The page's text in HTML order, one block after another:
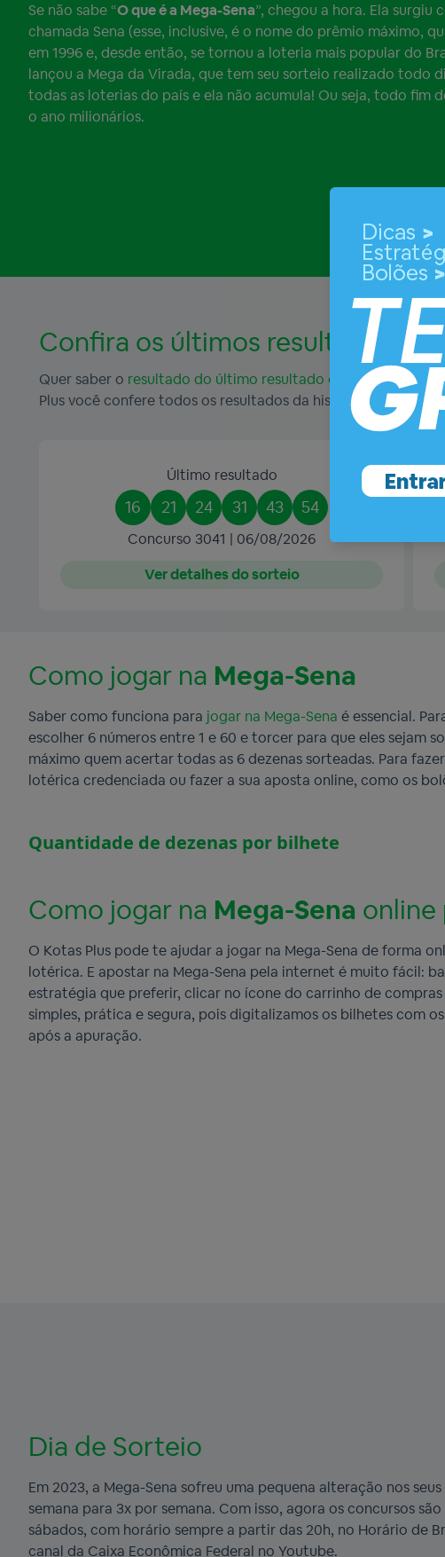
Se não sabe “O que é a Mega-Sena”, chegou a hora. Ela
chamada Sena (esse, inclusive, é o nome do prêmio máximo,
em 1996 e, desde então, se tornou a loteria mais popular do
lançou a Mega da Virada, que tem seu sorteio realizado todo
todas as loterias do país e ela não acumula! Ou seja, todo fim
o ano milionários.
Confira os últimos resultados da
Quer saber o resultado do último resultado da Mega-Sena ?
Plus você confere todos os resultados da história dessa
Último resultado
16 21 24 31 43 54
Concurso 3041 | 06/08/2026
Ver detalhes do sorteio
Como jogar na Mega-Sena
Saber como funciona para jogar na Mega-Sena é essencial.
escolher 6 números entre 1 e 60 e torcer para que eles sejam
máximo quem acertar todas as 6 dezenas sorteadas. Para
lotérica credenciada ou fazer a sua aposta online, como os
Quantidade de dezenas por bilhete
Como jogar na Mega-Sena online
O Kotas Plus pode te ajudar a jogar na Mega-Sena de forma
lotérica. E apostar na Mega-Sena pela internet é muito fácil:
estratégia que preferir, clicar no ícone do carrinho de
simples, prática e segura, pois digitalizamos os bilhetes com
após a apuração.
Dia de Sorteio
Em 2023, a Mega-Sena sofreu uma pequena alteração nos seus
semana para 3x por semana. Com isso, agora os concursos
sábados, com horário sempre a partir das 20h, no Horário de
canal da Caixa Econômica Federal no Youtube.